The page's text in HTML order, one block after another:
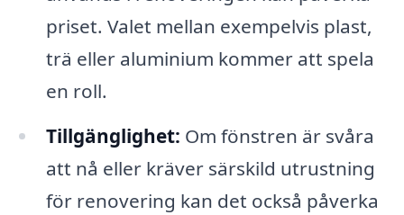
priset. Valet mellan exempelvis plast,
trä eller aluminium kommer att spela
en roll.
Tillgänglighet: Om fönstren är svåra
att nå eller kräver särskild utrustning
för renovering kan det också påverka